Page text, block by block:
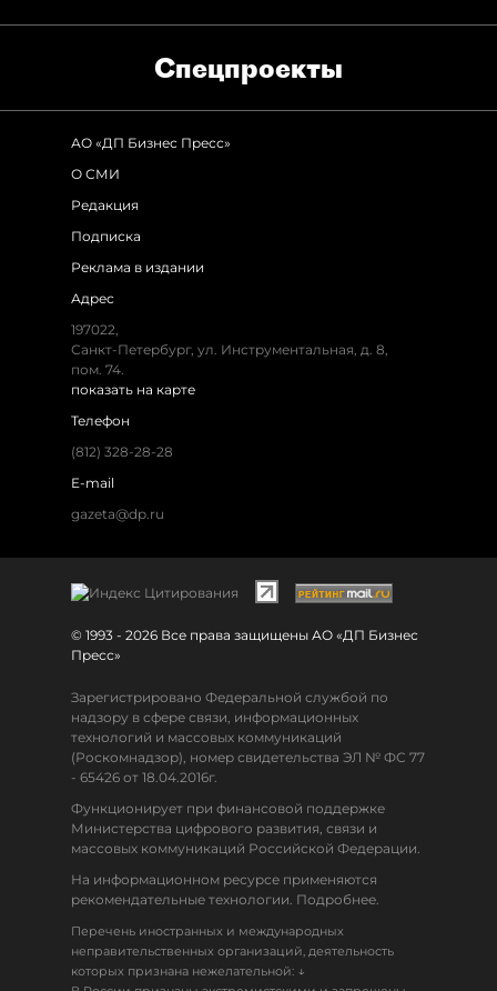
Спец­проекты
АО «ДП Бизнес Пресс»
О СМИ
Редакция
Подписка
Реклама в издании
Адрес
197022,
Санкт-Петербург, ул. Инструментальная, д. 8,
пом. 74.
показать на карте
Телефон
(812) 328-28-28
E-mail
gazeta@dp.ru
© 1993 - 2026 Все права защищены АО «ДП Бизнес
Пресс»
Зарегистрировано Федеральной службой по
надзору в сфере связи, информационных
технологий и массовых коммуникаций
(Роскомнадзор), номер свидетельства ЭЛ № ФС 77
- 65426 от 18.04.2016г.
Функционирует при финансовой поддержке
Министерства цифрового развития, связи и
массовых коммуникаций Российской Федерации.
На информационном ресурсе применяются
рекомендательные технологии. Подробнее.
Перечень иностранных и международных
неправительственных организаций, деятельность
которых признана нежелательной: ↓